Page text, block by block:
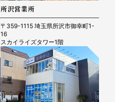
所沢営業所
〒359-1115 埼玉県所沢市御幸町1-
16
スカイライズタワー1階